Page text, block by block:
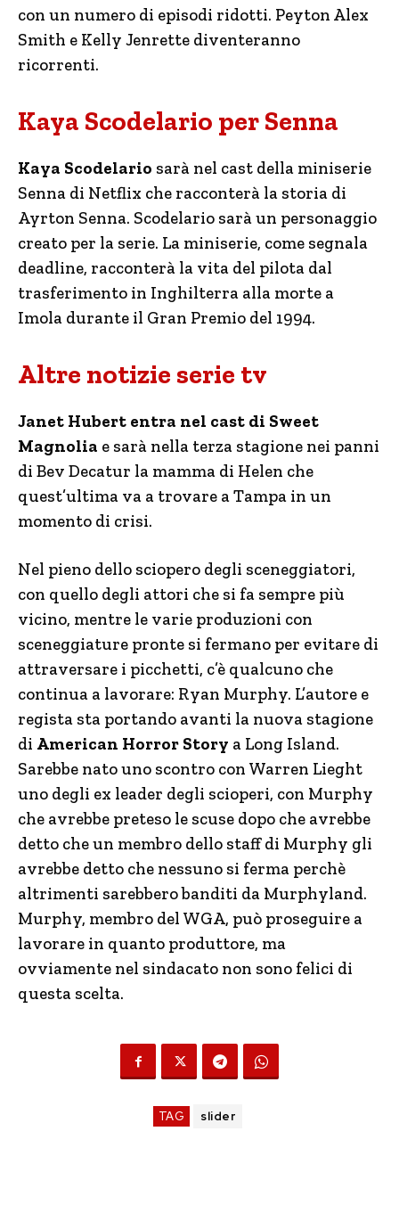
con un numero di episodi ridotti. Peyton Alex
Smith e Kelly Jenrette diventeranno
ricorrenti.
Kaya Scodelario per Senna
Kaya Scodelario sarà nel cast della miniserie
Senna di Netflix che racconterà la storia di
Ayrton Senna. Scodelario sarà un personaggio
creato per la serie. La miniserie, come segnala
deadline, racconterà la vita del pilota dal
trasferimento in Inghilterra alla morte a
Imola durante il Gran Premio del 1994.
Altre notizie serie tv
Janet Hubert entra nel cast di Sweet
Magnolia e sarà nella terza stagione nei panni
di Bev Decatur la mamma di Helen che
quest’ultima va a trovare a Tampa in un
momento di crisi.
Nel pieno dello sciopero degli sceneggiatori,
con quello degli attori che si fa sempre più
vicino, mentre le varie produzioni con
sceneggiature pronte si fermano per evitare di
attraversare i picchetti, c’è qualcuno che
continua a lavorare: Ryan Murphy. L’autore e
regista sta portando avanti la nuova stagione
di American Horror Story a Long Island.
Sarebbe nato uno scontro con Warren Lieght
uno degli ex leader degli scioperi, con Murphy
che avrebbe preteso le scuse dopo che avrebbe
detto che un membro dello staff di Murphy gli
avrebbe detto che nessuno si ferma perchè
altrimenti sarebbero banditi da Murphyland.
Murphy, membro del WGA, può proseguire a
lavorare in quanto produttore, ma
ovviamente nel sindacato non sono felici di
questa scelta.
TAG slider